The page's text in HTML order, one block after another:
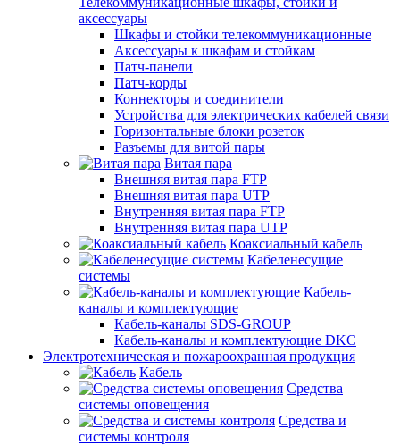
аксессуары
Шкафы и стойки телекоммуникационные
Аксессуары к шкафам и стойкам
Патч-панели
Патч-корды
Коннекторы и соединители
Устройства для электрических кабелей связи
Горизонтальные блоки розеток
Разъемы для витой пары
Витая пара
Внешняя витая пара FTP
Внешняя витая пара UTP
Внутренняя витая пара FTP
Внутренняя витая пара UTP
Коаксиальный кабель
Кабеленесущие
системы
Кабель-
каналы и комплектующие
Кабель-каналы SDS-GROUP
Кабель-каналы и комплектующие DKC
Электротехническая и пожароохранная продукция
Кабель
Средства
системы оповещения
Средства и
системы контроля